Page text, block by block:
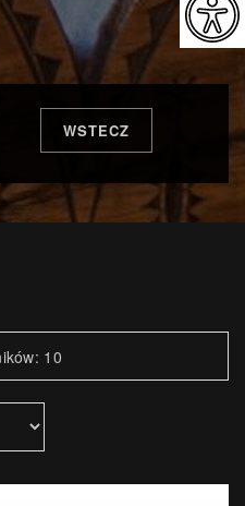
ITALIANO
日本語
WSTECZ
10